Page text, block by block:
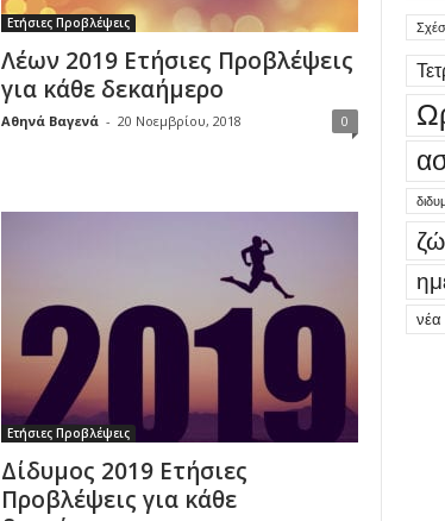
Ετήσιες Προβλέψεις
Λέων 2019 Ετήσιες Προβλέψεις
για κάθε δεκαήμερο
Αθηνά Βαγενά - 20 Νοεμβρίου, 2018 0
Ετήσιες Προβλέψεις
Δίδυμος 2019 Ετήσιες
Προβλέψεις για κάθε
νέα